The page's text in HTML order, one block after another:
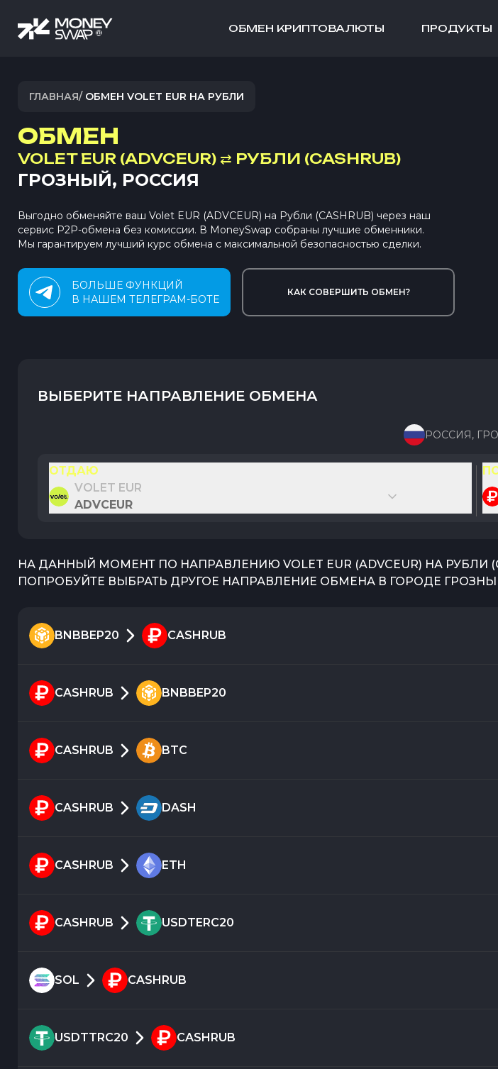
ОБМЕН КРИПТОВАЛЮТЫ ПРОДУКТЫ
ГЛАВНАЯ/ ОБМЕН VOLET EUR НА РУБЛИ
ОБМЕН
VOLET EUR (ADVCEUR) ⇄ РУБЛИ (CASHRUB)
ГРОЗНЫЙ, РОССИЯ
Выгодно обменяйте ваш Volet EUR (ADVCEUR) на Рубли (CASHRUB) через наш
сервис P2P-обмена без комиссии. В MoneySwap собраны лучшие обменники.
Мы гарантируем лучший курс обмена с максимальной безопасностью сделки.
БОЛЬШЕ ФУНКЦИЙ
В НАШЕМ ТЕЛЕГРАМ-БОТЕ
КАК СОВЕРШИТЬ ОБМЕН?
ВЫБЕРИТЕ НАПРАВЛЕНИЕ ОБМЕНА
РОССИЯ,
ОТДАЮ
VOLET EUR
ADVCEUR
НА ДАННЫЙ МОМЕНТ ПО НАПРАВЛЕНИЮ VOLET EUR (ADVCEUR) НА РУБЛИ (
ПОПРОБУЙТЕ ВЫБРАТЬ ДРУГОЕ НАПРАВЛЕНИЕ ОБМЕНА В ГОРОДЕ
BNBBEP20 CASHRUB
CASHRUB BNBBEP20
CASHRUB BTC
CASHRUB DASH
CASHRUB ETH
CASHRUB USDTERC20
SOL CASHRUB
USDTTRC20 CASHRUB